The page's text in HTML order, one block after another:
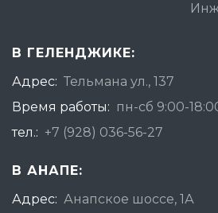
В ГЕЛЕНДЖИКЕ:
Адрес: Тельмана ул., 137
Время работы: пн-сб 9:00-
тел.: +7 (928) 036-56-27
В АНАПЕ:
Адрес: Анапское шоссе, 1А